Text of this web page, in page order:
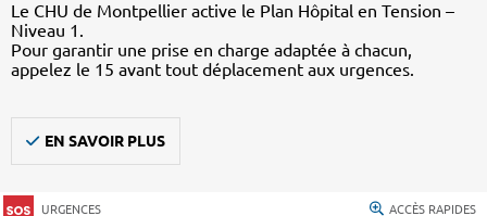
Le CHU de Montpellier active le Plan Hôpital en Tension –
Niveau 1.
Pour garantir une prise en charge adaptée à chacun,
appelez le 15 avant tout déplacement aux urgences.
EN SAVOIR PLUS
URGENCES ACCÈS RAPIDES